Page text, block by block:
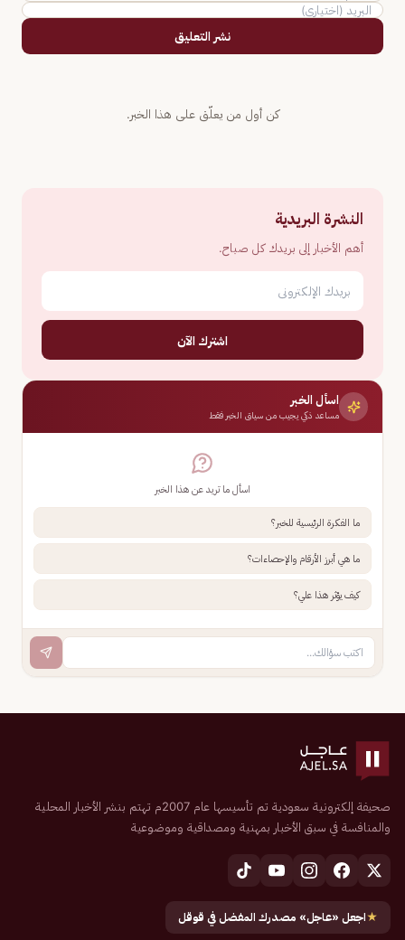
نشر التعليق
كن أول من يعلّق على هذا الخبر.
النشرة البريدية
أهم الأخبار إلى بريدك كل صباح.
اشترك الآن
اسأل الخبر
مساعد ذكي يجيب من سياق الخبر فقط
اسأل ما تريد عن هذا الخبر
ما الفكرة الرئيسية للخبر؟
ما هي أبرز الأرقام والإحصاءات؟
كيف يؤثر هذا علي؟
صحيفة إلكترونية سعودية تم تأسيسها عام 2007م تهتم بنشر الأخبار المحلية
والمنافسة في سبق الأخبار بمهنية ومصداقية وموضوعية
★اجعل «عاجل» مصدرك المفضل في قوقل